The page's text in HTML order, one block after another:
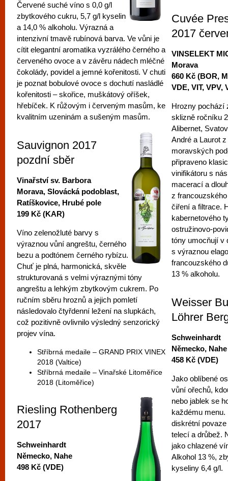
Červené suché víno s 0,0 g/l
zbytkového cukru, 5,7 g/l kyselin
a 14,0 % alkoholu. Výrazná a
intenzivní tmavě rubínová barva. Ve vůni je
cítit elegantní aromatika vyzrálého černého a
červeného ovoce a v závěru nádech mléčné
čokolády, povidel a jemné kořenitosti. V chuti
je poznat bobulové ovoce s dochutí nasládlé
kořenitosti – skořice, muškátový oříšek,
hřebíček. K růžovým i červeným masům, ke
kvalitním uzeninám a sušeným masům.
Sauvignon 2017
pozdní sběr
Vinařství sv. Barbora
Morava, Slovácká podoblast,
Ratíškovice, Hrubé pole
199 Kč (KAR)
Víno zelenožluté barvy s
výraznou vůní angreštu, černého
bezu a podtónem černého rybízu.
Chuť je plná, harmonická, skvěle
strukturovaná s velmi výraznými tóny
angreštu a lehkým zbytkovým cukrem. Po
ručním sběru hroznů a jejich pomletí
následovalo čtyřdenní ležení na slupkách,
což pozitivně ovlivnilo výsledný senzorický
projev vína.
Stříbrná medaile – GRAND PRIX VINEX
2018 (Valtice)
Stříbrná medaile – Vinařské Litoměřice
2018 (Litoměřice)
Riesling Rothenberg
2017
Schweinhardt
Německo, Nahe
498 Kč (VDE)
Cuvée
2017
VINSELEKT
Morava
660 Kč (BOR,
VDE, VIT, VPV,
Hrozny pochází
sklizně ročníku
Alibernet,
André a Laurot
moravských
připraveno
vinifikátoru s
macerací a
z
čiření a filtrace.
kabernetového
ostružinovo-
tóny umocňují v
s výraznou
francouzského
13 % alkoholu.
Weisser
Löhrer
Schweinhardt
Německo, Nahe
458 Kč (VDE)
Jako oblíbené
vůní ořechů,
nebo jablek se
každému
diskrétní
telecí a drůbež.
jako chlazené
Alkohol 13 %,
kyseliny 6,4 g/l.